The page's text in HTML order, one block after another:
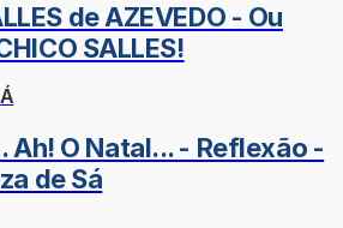
de AZEVEDO - Ou
SALLES!
Ah! O Natal... - Reflexão -
de Sá